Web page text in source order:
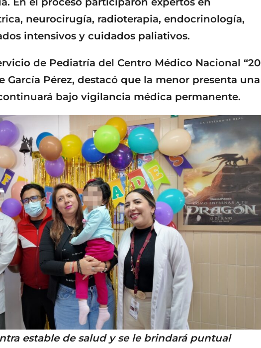
neurocirugía, radioterapia, endocrinología,
intensivos y cuidados paliativos.
de Pediatría del Centro Médico Nacional “20
García Pérez, destacó que la menor presenta una
bajo vigilancia médica permanente.
estable de salud y se le brindará puntual